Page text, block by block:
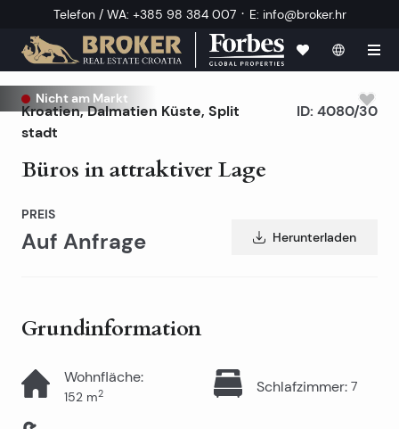
Telefon / WA: +385 98 384 007 · E: info@broker.hr
Nicht am Markt
Kroatien,Dalmatien Küste, Split
stadt
Büros in attraktiver Lage
ID: 4080/30
PREIS
Auf Anfrage Herunterladen
Grundinformation
Wohnfläche:
152 m2 Schlafzimmer: 7